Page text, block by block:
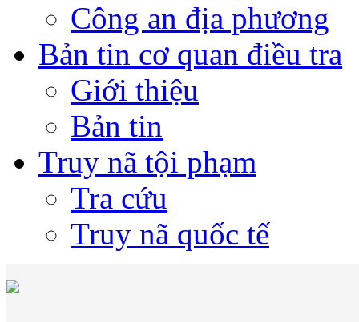
Công an địa phương
Bản tin cơ quan điều tra
Giới thiệu
Bản tin
Truy nã tội phạm
Tra cứu
Truy nã quốc tế